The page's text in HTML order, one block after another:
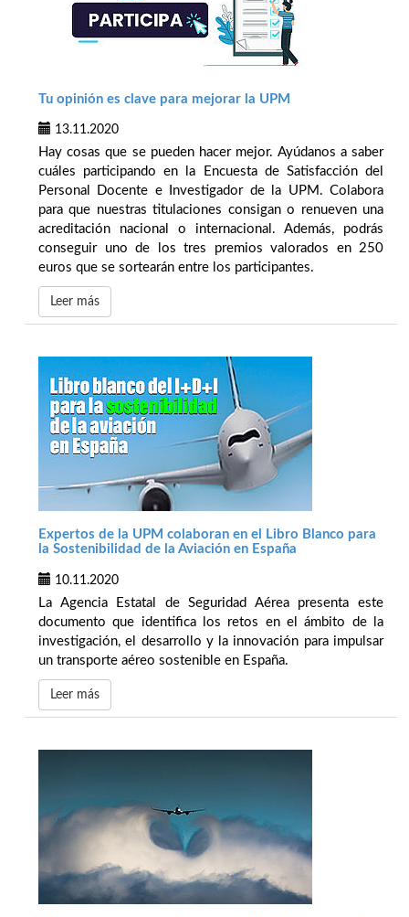
Tu opinión es clave para mejorar la UPM
13.11.2020
Hay cosas que se pueden hacer mejor. Ayúdanos a saber
cuáles participando en la Encuesta de Satisfacción del
Personal Docente e Investigador de la UPM. Colabora
para que nuestras titulaciones consigan o renueven una
acreditación nacional o internacional. Además, podrás
conseguir uno de los tres premios valorados en 250
euros que se sortearán entre los participantes.
Leer más
Expertos de la UPM colaboran en el Libro Blanco para
la Sostenibilidad de la Aviación en España
10.11.2020
La Agencia Estatal de Seguridad Aérea presenta este
documento que identifica los retos en el ámbito de la
investigación, el desarrollo y la innovación para impulsar
un transporte aéreo sostenible en España.
Leer más